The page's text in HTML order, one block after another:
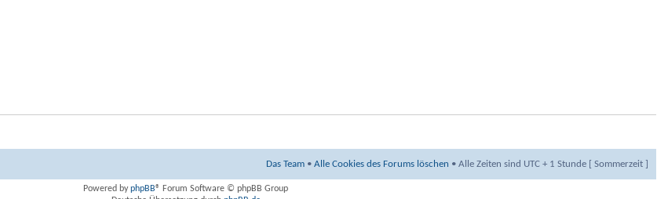
Das Team • Alle Cookies des Forums löschen • Alle Zeiten sind UTC + 1 Stunde [ Sommerzeit ]
Powered byphpBB® Forum Software © phpBB Group